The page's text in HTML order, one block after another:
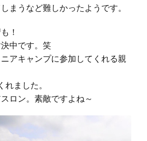
まうなど難しかったようです。
！
中です。笑
アキャンプに参加してくれる親
ました。
ロン。素敵ですよね～